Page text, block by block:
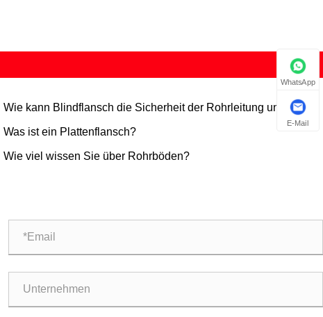
Wie kann Blindflansch die Sicherheit der Rohrleitung und eine
einfache Wartung gewährleisten?
Was ist ein Plattenflansch?
Wie viel wissen Sie über Rohrböden?
WhatsApp
E-Mail